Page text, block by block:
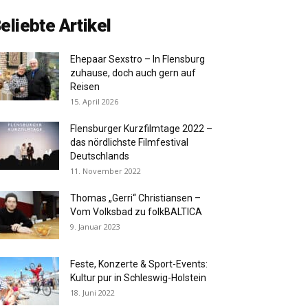
Artikel
Ehepaar Sexstro – In Flensburg
zuhause, doch auch gern auf
Reisen
15. April 2026
Flensburger Kurzfilmtage 2022 –
das nördlichste Filmfestival
Deutschlands
11. November 2022
Thomas „Gerri“ Christiansen –
Vom Volksbad zu folkBALTICA
9. Januar 2023
Feste, Konzerte & Sport-Events:
Kultur pur in Schleswig-Holstein
18. Juni 2022